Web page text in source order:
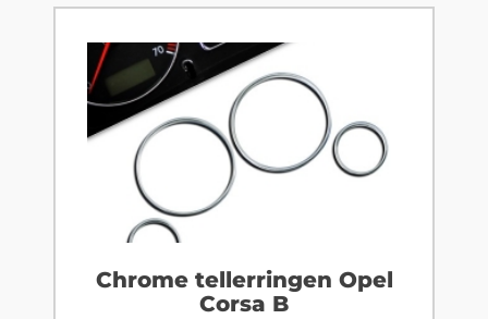
Chrome tellerringen Opel
Corsa B